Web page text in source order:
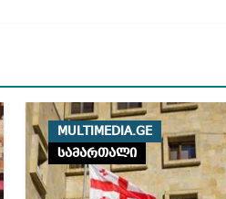
MULTIMEDIA.GE
სამართალი